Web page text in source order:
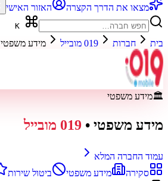
מצאו את הדרך הקצרה האזור האישי
בית חברות 019 מובייל מידע משפטי
🏛️מידע משפטי
מידע משפטי • 019 מובייל
עמוד החברה המלא
סקירה
מידע משפטי ביטול שירות